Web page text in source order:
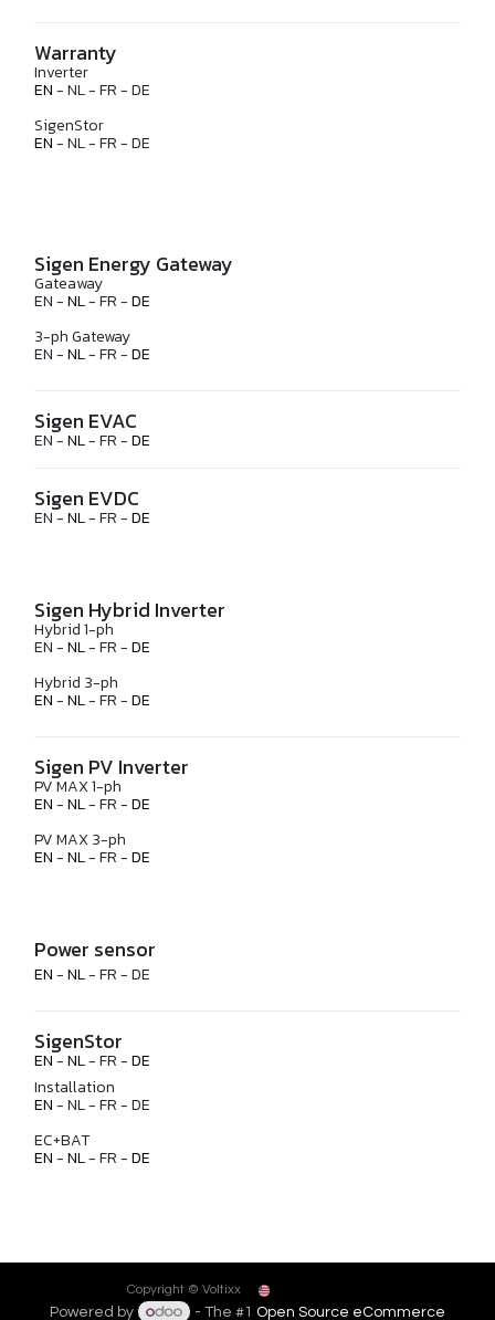
Warranty
Inverter
EN- NL - FR - DE
SigenStor
EN- NL - FR - DE
Sigen Energy Gateway
Gateaway
EN -NL- FR -DE
3-ph Gateway
EN -NL- FR -DE
Sigen EVAC
EN -NL- FR -DE
Sigen EVDC
EN -NL- FR -DE
Sigen Hybrid Inverter
Hybrid 1-ph
EN -NL- FR -DE
Hybrid 3-ph
EN-NL- FR -DE
Sigen PV Inverter
PV MAX 1-ph
EN-NL- FR -DE
PV MAX 3-ph
EN-NL- FR -DE
Power sensor
EN-NL- FR - DE
SigenStor
EN-NL- FR -DE
Installation
EN- NL - FR - DE
EC+BAT
EN-NL- FR -DE
Copyright © Voltixx
Powered by - The #1 Open Source eCommerce